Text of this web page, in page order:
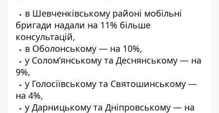
в Шевченківському районі мобільні
бригади надали на 11% більше
консультацій,
в Оболонському — на 10%,
у Солом’янському та Деснянському — на
9%,
у Голосіївському та Святошинському —
на 4%,
у Дарницькому та Дніпровському — на